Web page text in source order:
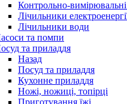
Контрольно-
Лічильники
Лічильники води
та помпи
та приладдя
Назад
Посуд та приладдя
Кухонне приладдя
Ножі, ножиці, топірці
Приготування їжі